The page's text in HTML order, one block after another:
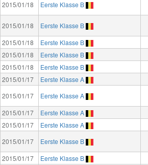
2015/01/18
Eerste Klasse B
2015/01/18
Eerste Klasse B
2015/01/18
Eerste Klasse B
2015/01/18
Eerste Klasse B
2015/01/18
Eerste Klasse B
2015/01/17
Eerste Klasse A
2015/01/17
Eerste Klasse A
2015/01/17
Eerste Klasse A
2015/01/17
Eerste Klasse A
2015/01/17
Eerste Klasse B
2015/01/17
Eerste Klasse B